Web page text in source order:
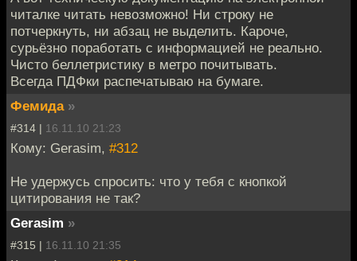
читалке читать невозможно! Ни строку не
потчеркнуть, ни абзац не выделить. Кароче,
сурьёзно поработать с информацией не реально.
Чисто беллетристику в метро почитывать.
Всегда ПДФки распечатываю на бумаге.
Фемида »
#314 | 16.11.10 21:23
Кому: Gerasim, #312
Не удержусь спросить: что у тебя с кнопкой
цитирования не так?
Gerasim »
#315 | 16.11.10 21:35